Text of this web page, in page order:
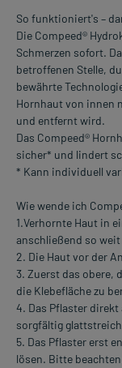
So funktioniert's –
Die Compeed®
Schmerzen sofort.
betroffenen Stelle,
bewährte
Hornhaut von innen
und entfernt wird.
Das Compeed®
sicher* und lindert
* Kann individuell
Wie wende ich
1.Verhornte Haut in
anschließend so
2. Die Haut vor der
3. Zuerst das obere,
die Klebefläche zu
4. Das Pflaster
sorgfältig
5. Das Pflaster erst
lösen. Bitte